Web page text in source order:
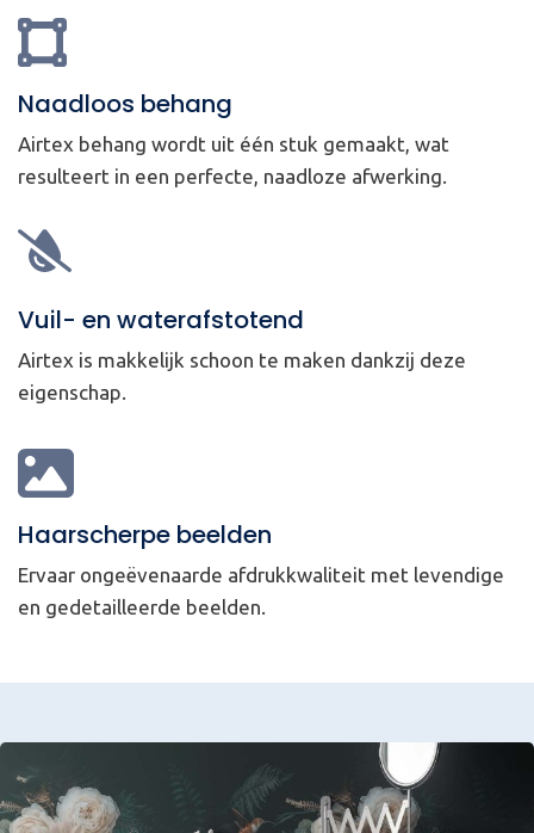
Naadloos behang
Airtex behang wordt uit één stuk gemaakt, wat
resulteert in een perfecte, naadloze afwerking.
Vuil- en waterafstotend
Airtex is makkelijk schoon te maken dankzij deze
eigenschap.
Haarscherpe beelden
Ervaar ongeëvenaarde afdrukkwaliteit met levendige
en gedetailleerde beelden.